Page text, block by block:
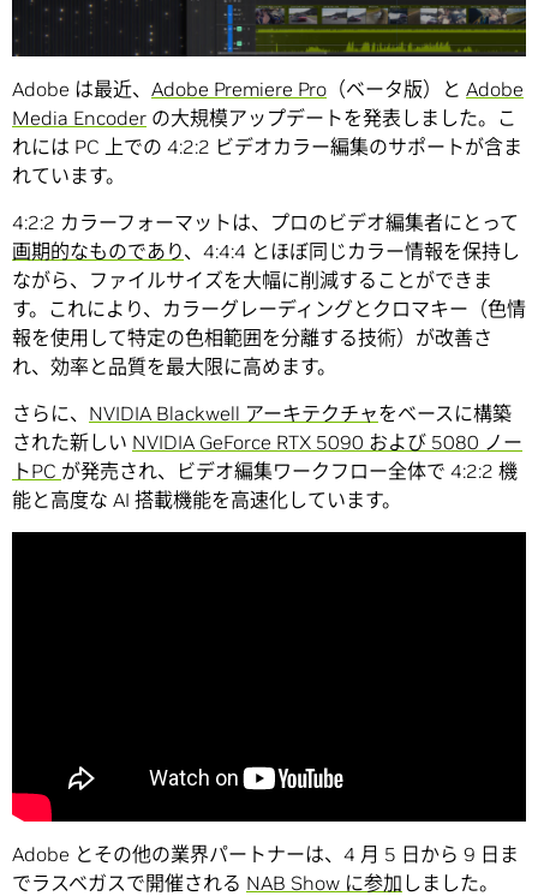
ビデオ編集ワークフローはますます色彩豊かになっていま
す。
Adobe は最近、 Adobe Premiere Pro （ベータ版）と Adobe
Media Encoder の大規模アップデートを発表しました。こ
れには PC 上での 4:2:2 ビデオカラー編集のサポートが含ま
れています。
4:2:2 カラーフォーマットは、プロのビデオ編集者にとって
画期的なものであり、4:4:4 とほぼ同じカラー情報を保持し
ながら、ファイルサイズを大幅に削減することができま
す。これにより、カラーグレーディングとクロマキー（色情
報を使用して特定の色相範囲を分離する技術）が改善さ
れ、効率と品質を最大限に高めます。
さらに、 NVIDIA Blackwell アーキテクチャをベースに構築
された新しい NVIDIA GeForce RTX 5090 および 5080 ノー
トPC が発売され、ビデオ編集ワークフロー全体で 4:2:2 機
能と高度な AI 搭載機能を高速化しています。
Adobe とその他の業界パートナーは、4 月 5 日から 9 日ま
でラスベガスで開催される NAB Show に参加 しました。